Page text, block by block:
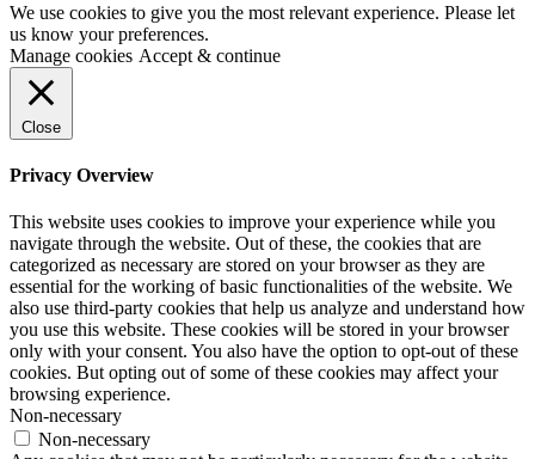
We use cookies to give you the most relevant experience. Please let
us know your preferences.
Manage cookies Accept & continue
Close
Privacy Overview
This website uses cookies to improve your experience while you
navigate through the website. Out of these, the cookies that are
categorized as necessary are stored on your browser as they are
essential for the working of basic functionalities of the website. We
also use third-party cookies that help us analyze and understand how
you use this website. These cookies will be stored in your browser
only with your consent. You also have the option to opt-out of these
cookies. But opting out of some of these cookies may affect your
browsing experience.
Non-necessary
Non-necessary